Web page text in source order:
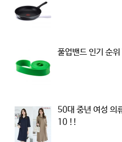
풀업밴드 인기 순
50대 중년 여성 의
10 !!